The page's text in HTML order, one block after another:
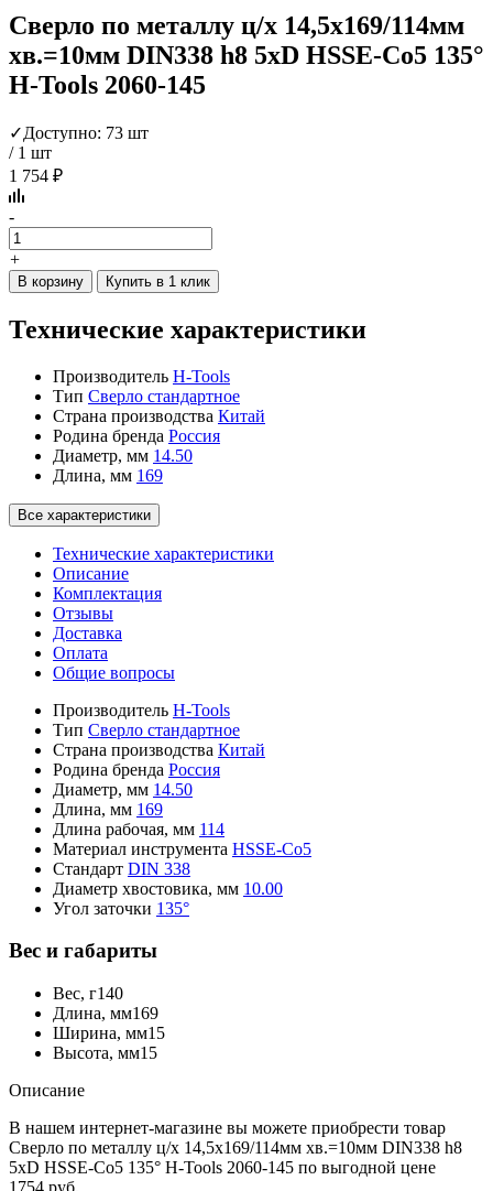
Сверло по металлу ц/х 14,5x169/114мм
хв.=10мм DIN338 h8 5xD HSSE-Co5 135°
H-Tools 2060-145
✓Доступно: 73 шт
/ 1 шт
1 754 ₽
-
+
В корзину Купить в 1 клик
Технические характеристики
Производитель H-Tools
Тип Сверло стандартное
Страна производства Китай
Родина бренда Россия
Диаметр, мм 14.50
Длина, мм 169
Все характеристики
Технические характеристики
Описание
Комплектация
Отзывы
Доставка
Оплата
Общие вопросы
Производитель H-Tools
Тип Сверло стандартное
Страна производства Китай
Родина бренда Россия
Диаметр, мм 14.50
Длина, мм 169
Длина рабочая, мм 114
Материал инструмента HSSE-Co5
Стандарт DIN 338
Диаметр хвостовика, мм 10.00
Угол заточки 135°
Вес и габариты
Вес, г140
Длина, мм169
Ширина, мм15
Высота, мм15
Описание
В нашем интернет-магазине вы можете приобрести товар
Сверло по металлу ц/х 14,5x169/114мм хв.=10мм DIN338 h8
5xD HSSE-Co5 135° H-Tools 2060-145 по выгодной цене
1754 руб.